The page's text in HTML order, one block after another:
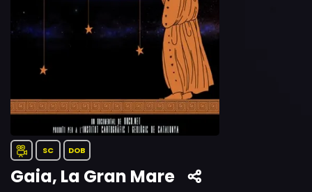
SC DOB
Gaia, La Gran Mare